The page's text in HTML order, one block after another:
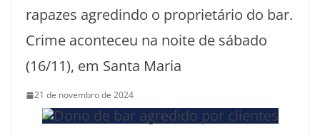
rapazes agredindo o proprietário do bar.
Crime aconteceu na noite de sábado
(16/11), em Santa Maria
21 de novembro de 2024